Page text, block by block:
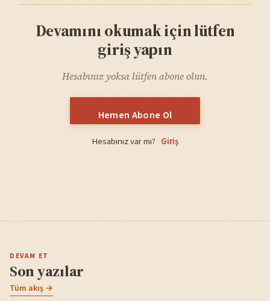
Devamını okumak için lütfen
giriş yapın
Hesabınız yoksa lütfen abone olun.
Hemen Abone Ol
Hesabınız var mı? Giriş
DEVAM ET
Son yazılar
Tüm akış →